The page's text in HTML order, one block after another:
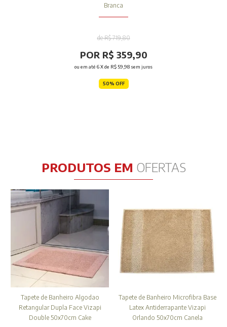
Branca
de R$ 719,80
POR R$ 359,90
ou em até 6X de R$ 59,98 sem juros
50% OFF
PRODUTOS EM OFERTAS
Tapete de Banheiro Algodao
Retangular Dupla Face Vizapi
Double 50x70cm Cake
Tapete de Banheiro Microfibra Base
Latex Antiderrapante Vizapi
Orlando 50x70cm Canela